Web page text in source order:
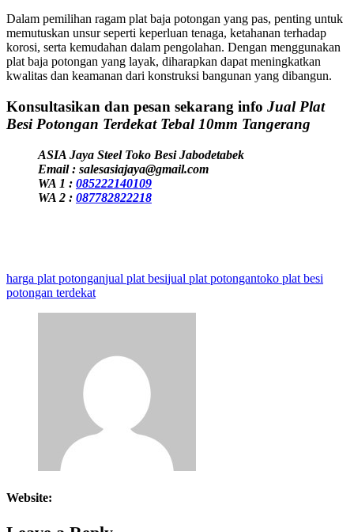
Dalam pemilihan ragam plat baja potongan yang pas, penting untuk
memutuskan unsur seperti keperluan tenaga, ketahanan terhadap
korosi, serta kemudahan dalam pengolahan. Dengan menggunakan
plat baja potongan yang layak, diharapkan dapat meningkatkan
kwalitas dan keamanan dari konstruksi bangunan yang dibangun.
Konsultasikan dan pesan sekarang info Jual Plat
Besi Potongan Terdekat Tebal 10mm Tangerang
ASIA Jaya Steel Toko Besi Jabodetabek
Email : salesasiajaya@gmail.com
WA 1 : 085222140109
WA 2 : 087782822218
harga plat potonganjual plat besijual plat potongantoko plat besi
potongan terdekat
Website: